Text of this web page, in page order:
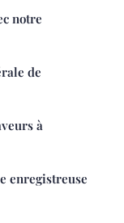
notre
de
à
enregistreuse